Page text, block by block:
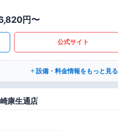
円〜
公式サイト
設備・料金情報をもっと見る
康生通店